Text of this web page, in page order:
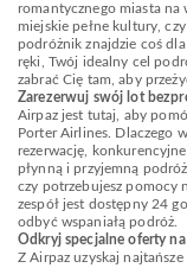
romantycznego miasta na
miejskie pełne kultury,
podróżnik znajdzie coś
ręki, Twój idealny cel
zabrać Cię tam, aby
Zarezerwuj swój lot
Airpaz jest tutaj, aby
Porter Airlines. Dlaczego
rezerwację,
płynną i przyjemną
czy potrzebujesz pomocy
zespół jest dostępny 24
odbyć wspaniałą podróż.
Odkryj specjalne oferty
Z Airpaz uzyskaj